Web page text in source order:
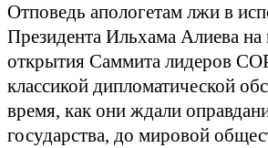
Отповедь апологетам лжи в
Президента Ильхама Алиева
открытия Саммита лидеров
классикой дипломатической
время, как они ждали
государства, до мировой